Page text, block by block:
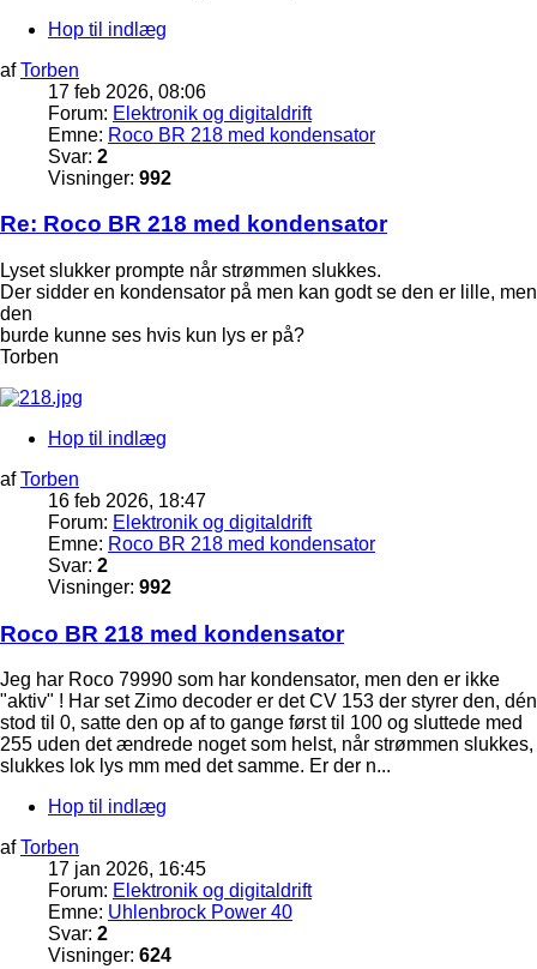
Hop til indlæg
afTorben
17 feb 2026, 08:06
Forum: Elektronik og digitaldrift
Emne: Roco BR 218 med kondensator
Svar: 2
Visninger: 992
Re: Roco BR 218 med kondensator
Lyset slukker prompte når strømmen slukkes.
Der sidder en kondensator på men kan godt se den er lille, men
den
burde kunne ses hvis kun lys er på?
Torben
Hop til indlæg
afTorben
16 feb 2026, 18:47
Forum: Elektronik og digitaldrift
Emne: Roco BR 218 med kondensator
Svar: 2
Visninger: 992
Roco BR 218 med kondensator
Jeg har Roco 79990 som har kondensator, men den er ikke
"aktiv" ! Har set Zimo decoder er det CV 153 der styrer den, dén
stod til 0, satte den op af to gange først til 100 og sluttede med
255 uden det ændrede noget som helst, når strømmen slukkes,
slukkes lok lys mm med det samme. Er der n...
Hop til indlæg
afTorben
17 jan 2026, 16:45
Forum: Elektronik og digitaldrift
Emne: Uhlenbrock Power 40
Svar: 2
Visninger: 624